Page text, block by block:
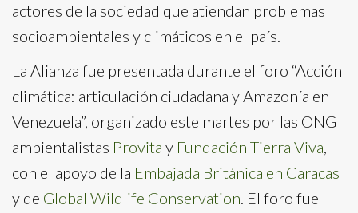
actores de la sociedad que atiendan problemas
socioambientales y climáticos en el país.
La Alianza fue presentada durante el foro “Acción
climática: articulación ciudadana y Amazonía en
Venezuela”, organizado este martes por las ONG
ambientalistas Provita y Fundación Tierra Viva,
con el apoyo de la Embajada Británica en Caracas
y de Global Wildlife Conservation. El foro fue